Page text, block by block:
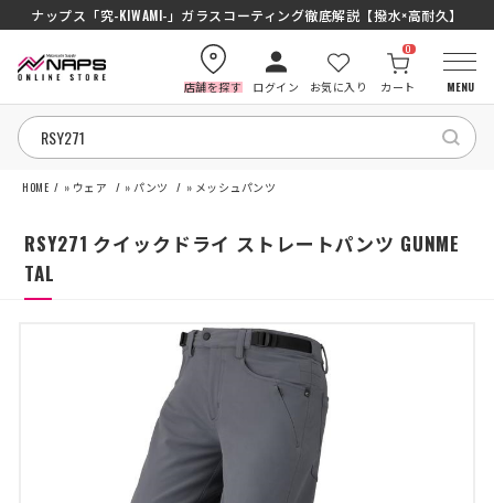
ナップス「究-KIWAMI-」ガラスコーティング徹底解説【撥水×高耐久】
店舗を探す ログイン お気に入り カート
0
MENU
カテゴリから探す
ナップスメンバーズ
HOME » ウェア » パンツ » メッシュパンツ
RSY271 クイックドライ ストレートパンツ GUNME
TAL